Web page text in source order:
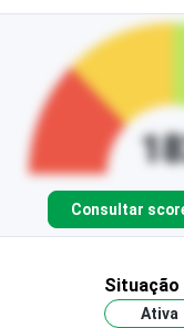
Consultar
Ativa